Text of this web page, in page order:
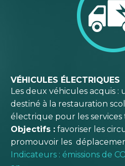
VÉHICULES ÉLECTRIQUES
Les deux véhicules acquis
destiné à la restauration
électrique pour les services
Objectifs : favoriser les
promouvoir les
Indicateurs : émissions de